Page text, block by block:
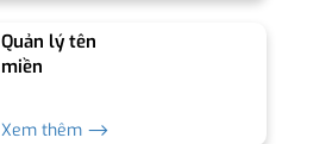
Quản lý tên
miền
Xem thêm ⟶